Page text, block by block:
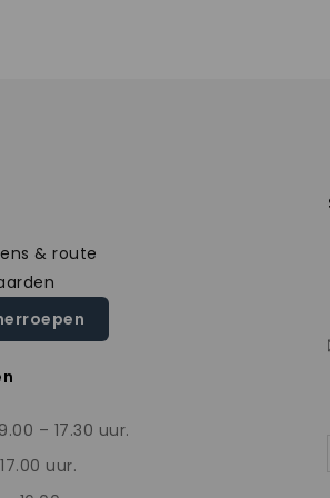
& route
– 17.30 uur.
uur.